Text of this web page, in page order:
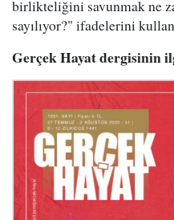
birlikteliğini savunmak ne
sayılıyor?" ifadelerini
Gerçek Hayat dergisinin